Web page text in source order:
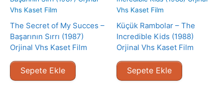
The Secret of My Succes –
Başarının Sırrı (1987)
Orjinal Vhs Kaset Film
Sepete Ekle
Küçük Rambolar – The
Incredible Kids (1988)
Orjinal Vhs Kaset Film
Sepete Ekle